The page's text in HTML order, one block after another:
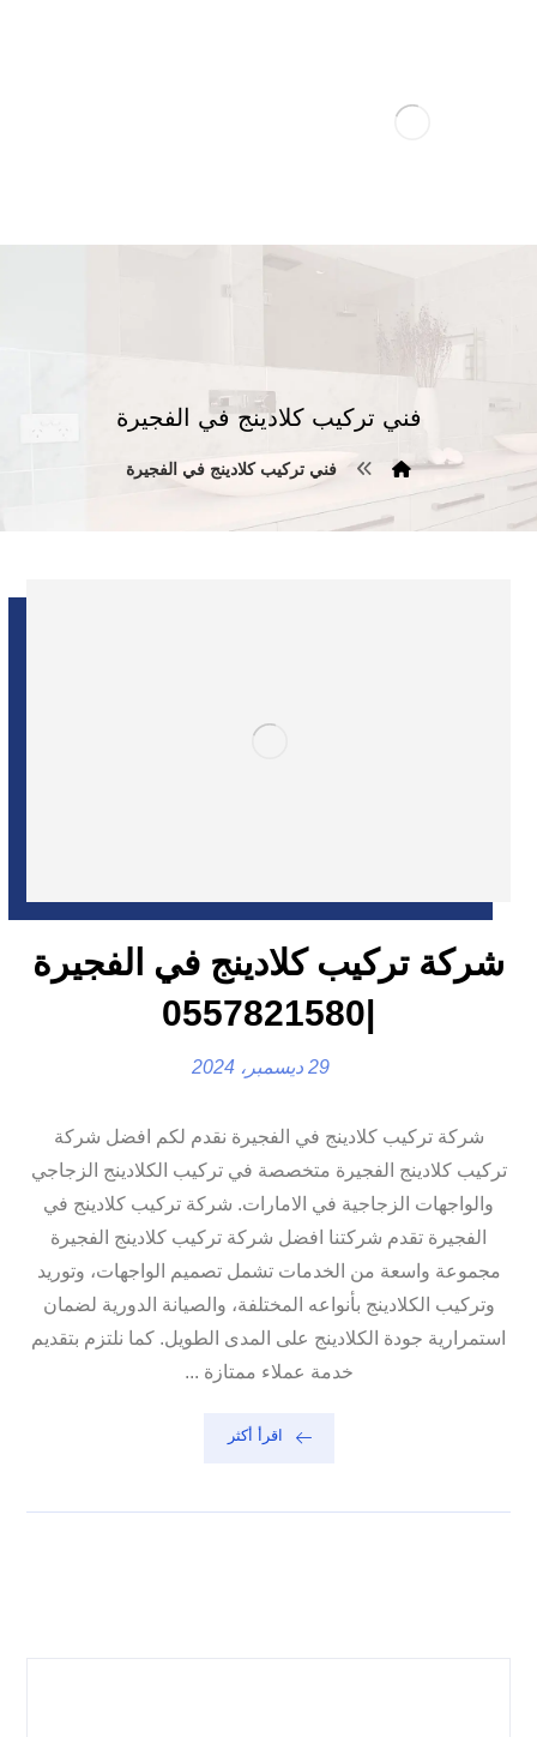
فني تركيب كلادينج في الفجيرة
فني تركيب كلادينج في الفجيرة
شركة تركيب كلادينج في الفجيرة
|0557821580
29 ديسمبر، 2024
شركة تركيب كلادينج في الفجيرة نقدم لكم افضل شركة
تركيب كلادينج الفجيرة متخصصة في تركيب الكلادينج الزجاجي
والواجهات الزجاجية في الامارات. شركة تركيب كلادينج في
الفجيرة تقدم شركتنا افضل شركة تركيب كلادينج الفجيرة
مجموعة واسعة من الخدمات تشمل تصميم الواجهات، وتوريد
وتركيب الكلادينج بأنواعه المختلفة، والصيانة الدورية لضمان
استمرارية جودة الكلادينج على المدى الطويل. كما نلتزم بتقديم
خدمة عملاء ممتازة ...
اقرأ أكثر